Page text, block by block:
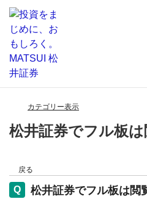
カテゴリー表示
松井証券でフル板は
戻る
松井証券でフル板は閲